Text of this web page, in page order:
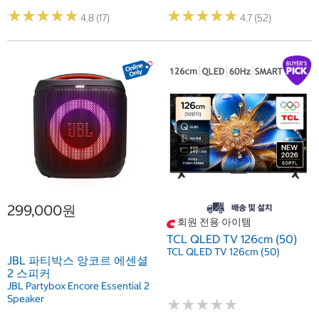
★★★★★
★★★★★ 4.8 (17) ★★★★★
★★★★★ 4.7 (52)
299,000원
JBL 파티박스 앙코르 에센셜
2 스피커
JBL Partybox Encore Essential 2
Speaker
회원 전용 아이템
TCL QLED TV 126cm (50)
TCL QLED TV 126cm (50)
★★★★★
★★★★★